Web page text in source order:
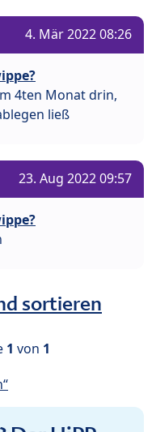
4. Mär 2022 08:26
4ten Monat drin,
ließ
23. Aug 2022 09:57
sortieren
1 von 1